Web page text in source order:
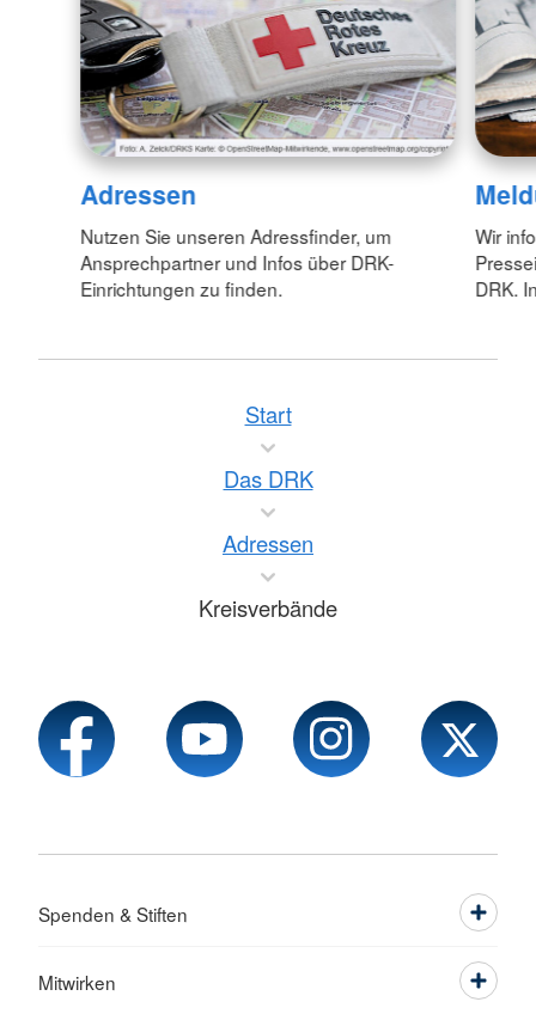
Adressen
Nutzen Sie unseren Adressfinder, um
Ansprechpartner und Infos über DRK-
Einrichtungen zu finden.
Wir
DRK.
Start
Das DRK
Adressen
Kreisverbände
Spenden & Stiften
Mitwirken